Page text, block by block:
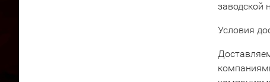
заводской
Условия